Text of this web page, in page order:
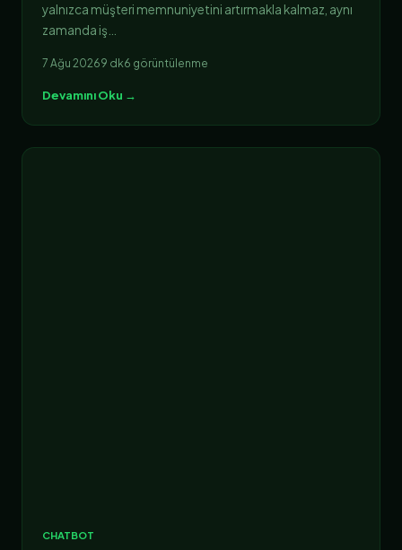
yalnızca müşteri memnuniyetini artırmakla kalmaz, aynı
zamanda iş…
7 Ağu 20269 dk6 görüntülenme
Devamını Oku →
CHATBOT